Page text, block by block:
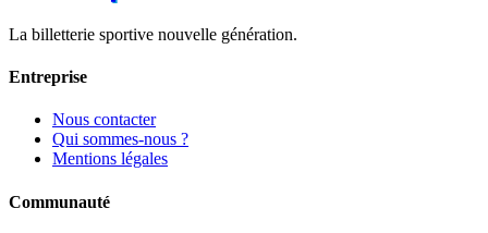
La billetterie sportive nouvelle génération.
Entreprise
Nous contacter
Qui sommes-nous ?
Mentions légales
Communauté